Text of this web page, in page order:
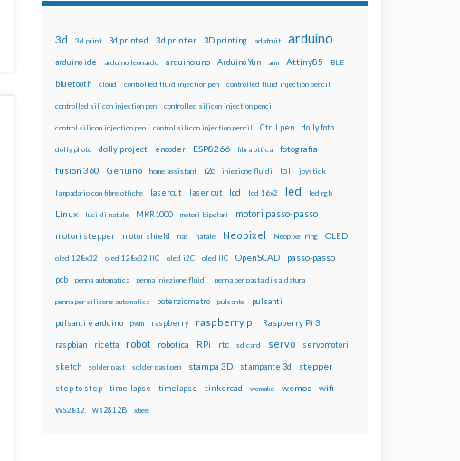
3d 3d print 3d printed 3d printer 3D printing adafruit arduino
arduino ide arduino leonardo arduino uno Arduino Yún arm Attiny85 BLE
bluetooth cloud controlled fluid injection pen controlled fluid injection pencil
controlled silicon injection pen controlled silicon injection pencil
control silicon injection pen control silicon injection pencil CtrlJ pen dolly foto
dolly photo dolly project encoder ESP8266 fibra ottica fotografia
fusion 360 Genuino home assistant i2c iniezione fluidi IoT joystick
lampadario con fibre ottiche lasercut laser cut lcd lcd 16x2 led led rgb
Linux luci di natale MKR1000 motori bipolari motori passo-passo
motori stepper motor shield nas natale Neopixel Neopixel ring OLED
oled 128x32 oled 128x32 IIC oled i2C oled IIC OpenSCAD passo-passo
pcb penna automatica penna iniezione fluidi penna per pasta di saldatura
penna per silicone automatica potenziometro pulsante pulsanti
pulsanti e arduino pwm raspberry raspberry pi Raspberry Pi 3
raspbian ricetta robot robotica RPi rtc sd card servo servomotori
sketch solder past solder past pen stampa 3D stampante 3d stepper
step to step time-lapse timelapse tinkercad wemake wemos wifi
WS2812 ws2812B xbee